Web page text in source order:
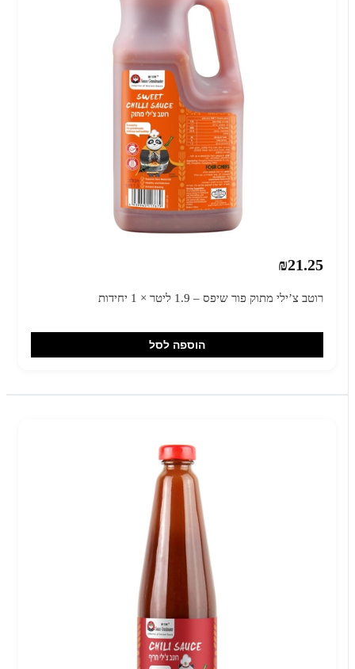
₪21.25
רוטב צ’ילי מתוק פור שיפס – 1.9 ליטר × 1 יחידות
הוספה לסל